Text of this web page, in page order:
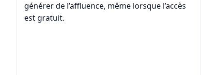
générer de l’affluence, même lorsque l’accès
est gratuit.